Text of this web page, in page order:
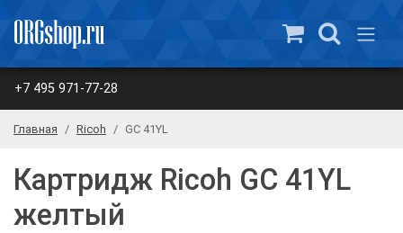
+7 495 971-77-28
Главная Ricoh GC 41YL
Картридж Ricoh GC 41YL
желтый